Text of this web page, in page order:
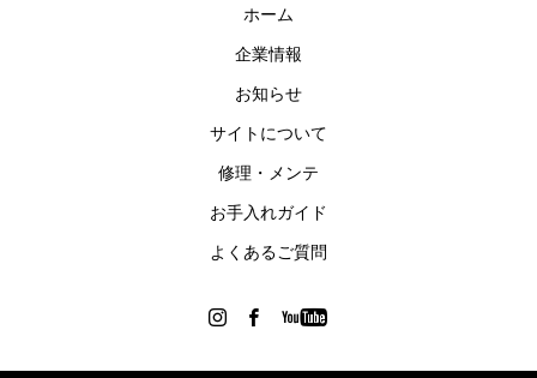
ホーム
企業情報
お知らせ
サイトについて
修理・メンテ
お手入れガイド
よくあるご質問